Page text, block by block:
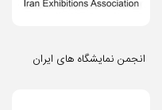
انجمن نمایشگاه های ایران